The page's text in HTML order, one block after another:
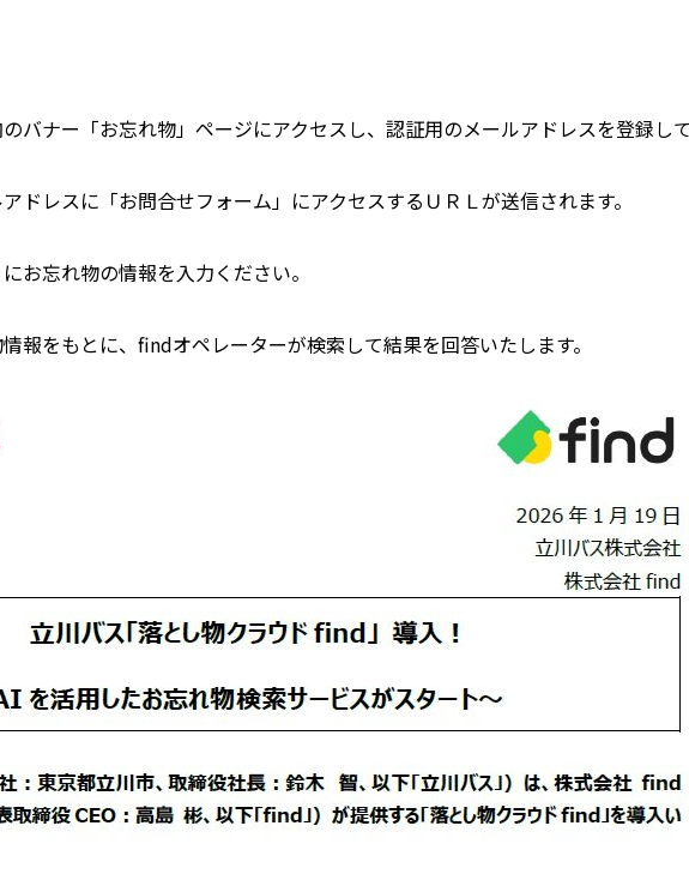
ナー「お忘れ物」ページにアクセスし、認証用のメールアドレスを登録して
レスに「お問合せフォーム」にアクセスするＵＲＬが送信されます。
忘れ物の情報を入力ください。
報をもとに、findオペレーターが検索して結果を回答いたします。